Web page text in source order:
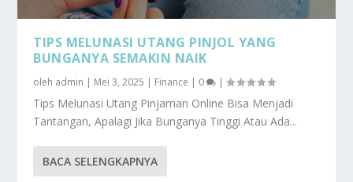
TIPS MELUNASI UTANG PINJOL YANG
BUNGANYA SEMAKIN NAIK
oleh admin | Mei 3, 2025 | Finance | 0 |
Tips Melunasi Utang Pinjaman Online Bisa Menjadi
Tantangan, Apalagi Jika Bunganya Tinggi Atau Ada...
BACA SELENGKAPNYA